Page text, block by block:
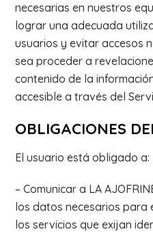
necesarias en nuestros
lograr una adecuada
usuarios y evitar accesos
sea proceder a
contenido de la
accesible a través del
OBLIGACIONES
El usuario está obligado a:
– Comunicar a LA
los datos necesarios para
los servicios que exijan